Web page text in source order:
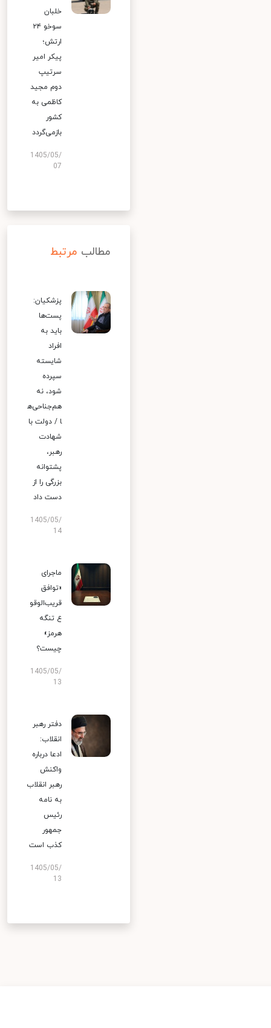
خلبان
سوخو ۲۴
ارتش؛
پیکر امیر
سرتیپ
دوم مجید
کاظمی به
کشور
بازمی‌گردد
1405/05/
07
مطالب مرتبط
پزشکیان:
پست‌ها
باید به
افراد
شایسته
سپرده
شود، نه
هم‌جناحی‌ه
ا / دولت با
شهادت
رهبر،
پشتوانه
بزرگی را از
دست داد
1405/05/
14
ماجرای
«توافق
قریب‌الوقو
ع تنگه
هرمز»
چیست؟
1405/05/
13
دفتر رهبر
انقلاب:
ادعا درباره
واکنش
رهبر انقلاب
به نامه
رئیس
جمهور
کذب است
1405/05/
13